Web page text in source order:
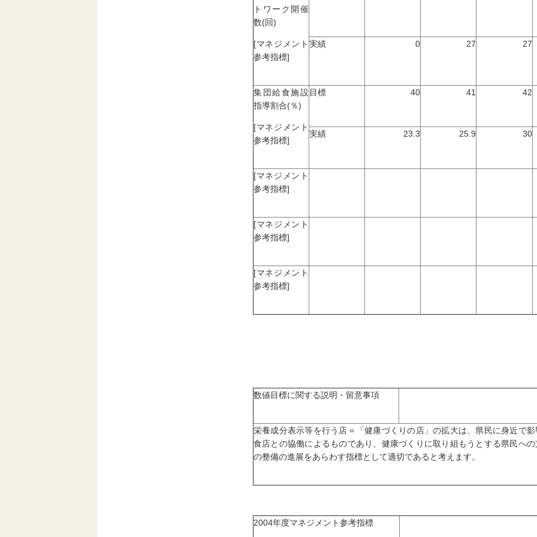
トワーク開催
数(回)
[マネジメント
参考指標]
実績 0 27 27
集団給食施設
指導割合(％)
[マネジメント
参考指標]
目標 40 41 42
実績 23.3 25.9 30
[マネジメント
参考指標]
[マネジメント
参考指標]
[マネジメント
参考指標]
数値目標に関する説明・留意事項
栄養成分表示等を行う店＝「健康づくりの店」の拡大は、県民に身近で
食店との協働によるものであり、健康づくりに取り組もうとする県民へ
の整備の進展をあらわす指標として適切であると考えます。
2004年度マネジメント参考指標